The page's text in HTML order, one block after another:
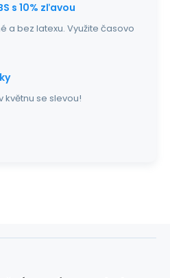
s 10% zľavou
a bez latexu. Využite časovo
květnu se slevou!